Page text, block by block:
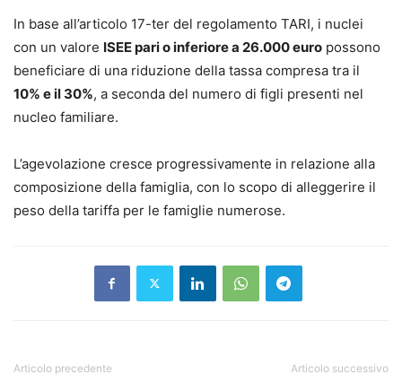
In base all’articolo 17-ter del regolamento TARI, i nuclei
con un valore ISEE pari o inferiore a 26.000 euro possono
beneficiare di una riduzione della tassa compresa tra il
10% e il 30%, a seconda del numero di figli presenti nel
nucleo familiare.
L’agevolazione cresce progressivamente in relazione alla
composizione della famiglia, con lo scopo di alleggerire il
peso della tariffa per le famiglie numerose.
Articolo precedente Articolo successivo